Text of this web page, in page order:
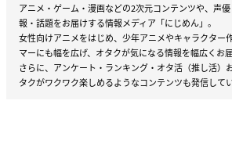
アニメ・ゲーム・漫画などの2次元コンテンツや、声
報・話題をお届けする情報メディア「にじめん」。
女性向けアニメをはじめ、少年アニメやキャラクター
マーにも幅を広げ、オタクが気になる情報を幅広くお
さらに、アンケート・ランキング・オタ活（推し活）
タクがワクワク楽しめるようなコンテンツも発信してい